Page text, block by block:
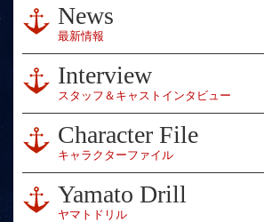
News
最新情報
Interview
スタッフ＆キャストインタビュー
Character File
キャラクターファイル
Yamato Drill
ヤマトドリル